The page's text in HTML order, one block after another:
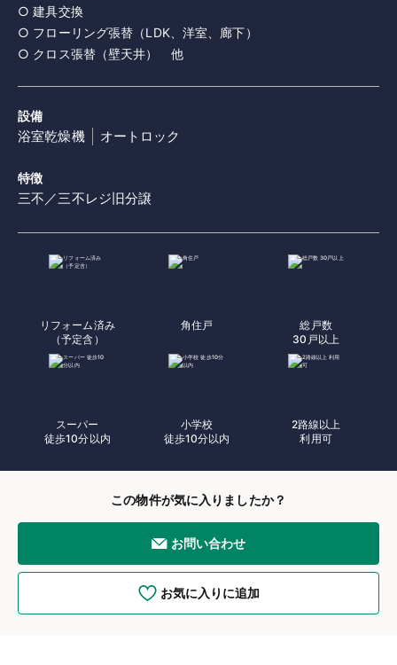
○ 建具交換
○ フローリング張替（LDK、洋室、廊下）
○ クロス張替（壁天井） 他
設備
浴室乾燥機 オートロック
特徴
三不／三不レジ旧分譲
リフォーム済み
（予定含）
角住戸
総戸数
30戸以上
スーパー
徒歩10分以内
小学校
徒歩10分以内
2路線以上
利用可
この物件が気に入りましたか？
お問い合わせ
お気に入りに追加